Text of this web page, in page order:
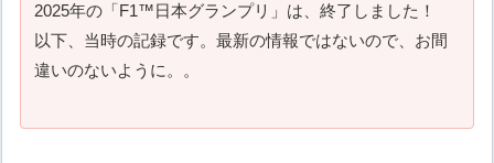
2025年の「F1™️日本グランプリ」は、終了しました！
以下、当時の記録です。最新の情報ではないので、お間
違いのないように。。